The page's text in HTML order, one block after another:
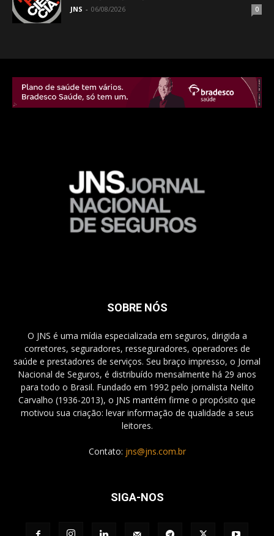
JNS - 06/08/2026 0
SOBRE NÓS
O JNS é uma mídia especializada em seguros, dirigida a
corretores, seguradores, resseguradores, operadores de
saúde e prestadores de serviços. Seu braço impresso, o Jornal
Nacional de Seguros, é distribuído mensalmente há 29 anos
para todo o Brasil. Fundado em 1992 pelo jornalista Nelito
Carvalho (1936-2013), o JNS mantém firme o propósito que
motivou sua criação: levar informação de qualidade a seus
leitores.
Contato: jns@jns.com.br
SIGA-NOS